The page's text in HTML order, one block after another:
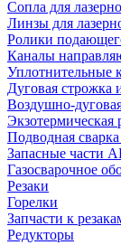
Сопла для
Линзы для
Ролики
Каналы
Уплотнительные
Дуговая строжка
Воздушно-
Экзотермическая
Подводная сварка
Запасные части
Газосварочное
Резаки
Горелки
Запчасти к
Редукторы